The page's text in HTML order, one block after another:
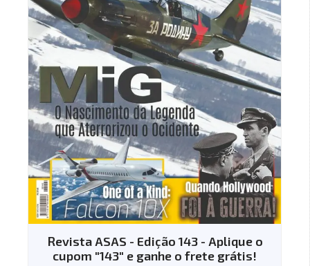
Revista ASAS - Edição 143 - Aplique o
cupom "143" e ganhe o frete grátis!